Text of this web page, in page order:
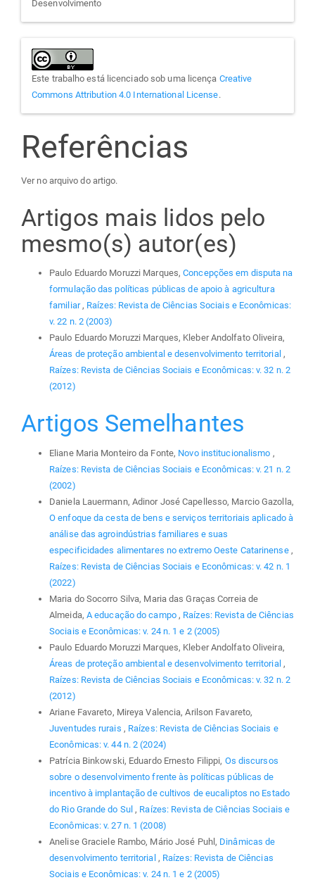
Desenvolvimento
Este trabalho está licenciado sob uma licença Creative
Commons Attribution 4.0 International License.
Referências
Ver no arquivo do artigo.
Artigos mais lidos pelo
mesmo(s) autor(es)
Paulo Eduardo Moruzzi Marques,Concepções em disputa na
formulação das políticas públicas de apoio à agricultura
familiar, Raízes: Revista de Ciências Sociais e Econômicas:
v. 22 n. 2 (2003)
Paulo Eduardo Moruzzi Marques, Kleber Andolfato Oliveira,
Áreas de proteção ambiental e desenvolvimento territorial ,
Raízes: Revista de Ciências Sociais e Econômicas: v. 32 n. 2
(2012)
Artigos Semelhantes
Eliane Maria Monteiro da Fonte, Novo institucionalismo ,
Raízes: Revista de Ciências Sociais e Econômicas: v. 21 n. 2
(2002)
Daniela Lauermann, Adinor José Capellesso, Marcio Gazolla,
O enfoque da cesta de bens e serviços territoriais aplicado à
análise das agroindústrias familiares e suas
especificidades alimentares no extremo Oeste Catarinense ,
Raízes: Revista de Ciências Sociais e Econômicas: v. 42 n. 1
(2022)
Maria do Socorro Silva, Maria das Graças Correia de
Almeida, A educação do campo , Raízes: Revista de Ciências
Sociais e Econômicas: v. 24 n. 1 e 2 (2005)
Paulo Eduardo Moruzzi Marques, Kleber Andolfato Oliveira,
Áreas de proteção ambiental e desenvolvimento territorial ,
Raízes: Revista de Ciências Sociais e Econômicas: v. 32 n. 2
(2012)
Ariane Favareto, Mireya Valencia, Arilson Favareto,
Juventudes rurais , Raízes: Revista de Ciências Sociais e
Econômicas: v. 44 n. 2 (2024)
Patrícia Binkowski, Eduardo Ernesto Filippi, Os discursos
sobre o desenvolvimento frente às políticas públicas de
incentivo à implantação de cultivos de eucaliptos no Estado
do Rio Grande do Sul , Raízes: Revista de Ciências Sociais e
Econômicas: v. 27 n. 1 (2008)
Anelise Graciele Rambo, Mário José Puhl, Dinâmicas de
desenvolvimento territorial , Raízes: Revista de Ciências
Sociais e Econômicas: v. 24 n. 1 e 2 (2005)